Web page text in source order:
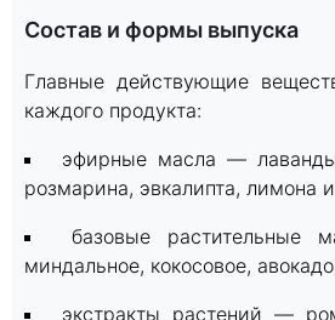
Состав и формы выпуска
Главные действующие
каждого продукта:
эфирные масла —
розмарина, эвкалипта, лимона
базовые растительные
миндальное, кокосовое,
экстракты растений —